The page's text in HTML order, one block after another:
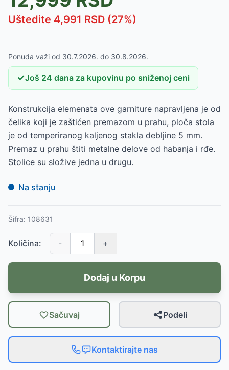
Uštedite 4,991 RSD (27%)
Ponuda važi od 30.7.2026. do 30.8.2026.
✓Još 24 dana za kupovinu po sniženoj ceni
Konstrukcija elemenata ove garniture napravljena je od
čelika koji je zaštićen premazom u prahu, ploča stola
je od temperiranog kaljenog stakla debljine 5 mm.
Premaz u prahu štiti metalne delove od habanja i rđe.
Stolice su složive jedna u drugu.
Na stanju
Šifra: 108631
Količina: - +
Dodaj u Korpu
Sačuvaj Podeli
Kontaktirajte nas